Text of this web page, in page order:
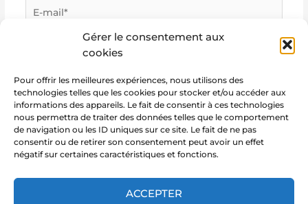
Gérer le consentement aux
cookies
Pour offrir les meilleures expériences, nous utilisons des
technologies telles que les cookies pour stocker et/ou accéder aux
informations des appareils. Le fait de consentir à ces technologies
nous permettra de traiter des données telles que le comportement
de navigation ou les ID uniques sur ce site. Le fait de ne pas
consentir ou de retirer son consentement peut avoir un effet
négatif sur certaines caractéristiques et fonctions.
ACCEPTER
mail*
Internet